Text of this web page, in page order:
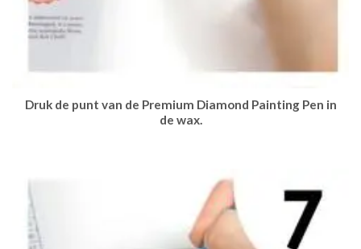
Druk de punt van de Premium Diamond Painting Pen in
de wax.